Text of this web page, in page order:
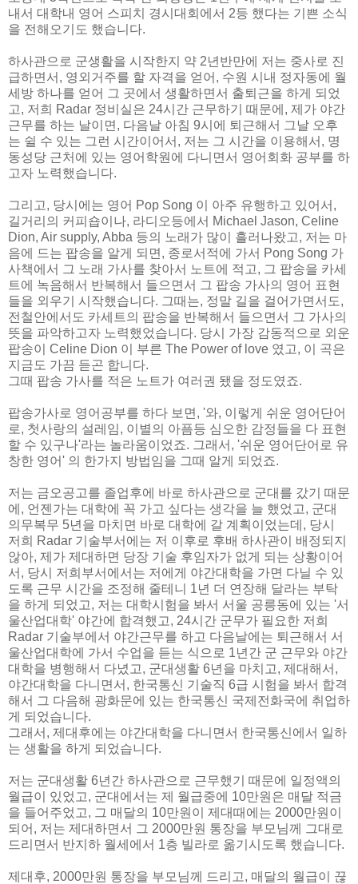
내서 대학내 영어 스피치 경시대회에서 2등 했다는 기쁜 소식
을 전해오기도 했습니다.
하사관으로 군생활을 시작한지 약 2년반만에 저는 중사로 진
급하면서, 영외거주를 할 자격을 얻어, 수원 시내 정자동에 월
세방 하나를 얻어 그 곳에서 생활하면서 출퇴근을 하게 되었
고, 저희 Radar 정비실은 24시간 근무하기 때문에, 제가 야간
근무를 하는 날이면, 다음날 아침 9시에 퇴근해서 그날 오후
는 쉴 수 있는 그런 시간이어서, 저는 그 시간을 이용해서, 명
동성당 근처에 있는 영어학원에 다니면서 영어회화 공부를 하
고자 노력했습니다.
그리고, 당시에는 영어 Pop Song 이 아주 유행하고 있어서,
길거리의 커피숍이나, 라디오등에서 Michael Jason, Celine
Dion, Air supply, Abba 등의 노래가 많이 흘러나왔고, 저는 마
음에 드는 팝송을 알게 되면, 종로서적에 가서 Pong Song 가
사책에서 그 노래 가사를 찾아서 노트에 적고, 그 팝송을 카세
트에 녹음해서 반복해서 들으면서 그 팝송 가사의 영어 표현
들을 외우기 시작했습니다. 그때는, 정말 길을 걸어가면서도,
전철안에서도 카세트의 팝송을 반복해서 들으면서 그 가사의
뜻을 파악하고자 노력했었습니다. 당시 가장 감동적으로 외운
팝송이 Celine Dion 이 부른 The Power of love 였고, 이 곡은
지금도 가끔 듣곤 합니다.
그때 팝송 가사를 적은 노트가 여러권 됐을 정도였죠.
팝송가사로 영어공부를 하다 보면, '와, 이렇게 쉬운 영어단어
로, 첫사랑의 설레임, 이별의 아픔등 심오한 감정들을 다 표현
할 수 있구나'라는 놀라움이었죠. 그래서, '쉬운 영어단어로 유
창한 영어' 의 한가지 방법임을 그때 알게 되었죠.
저는 금오공고를 졸업후에 바로 하사관으로 군대를 갔기 때문
에, 언젠가는 대학에 꼭 가고 싶다는 생각을 늘 했었고, 군대
의무복무 5년을 마치면 바로 대학에 갈 계획이었는데, 당시
저희 Radar 기술부서에는 저 이후로 후배 하사관이 배정되지
않아, 제가 제대하면 당장 기술 후임자가 없게 되는 상황이어
서, 당시 저희부서에서는 저에게 야간대학을 가면 다닐 수 있
도록 근무 시간을 조정해 줄테니 1년 더 연장해 달라는 부탁
을 하게 되었고, 저는 대학시험을 봐서 서울 공릉동에 있는 '서
울산업대학' 야간에 합격했고, 24시간 군무가 필요한 저희
Radar 기술부에서 야간근무를 하고 다음날에는 퇴근해서 서
울산업대학에 가서 수업을 듣는 식으로 1년간 군 근무와 야간
대학을 병행해서 다녔고, 군대생활 6년을 마치고, 제대해서,
야간대학을 다니면서, 한국통신 기술직 6급 시험을 봐서 합격
해서 그 다음해 광화문에 있는 한국통신 국제전화국에 취업하
게 되었습니다.
그래서, 제대후에는 야간대학을 다니면서 한국통신에서 일하
는 생활을 하게 되었습니다.
저는 군대생활 6년간 하사관으로 근무했기 때문에 일정액의
월급이 있었고, 군대에서는 제 월급중에 10만원은 매달 적금
을 들어주었고, 그 매달의 10만원이 제대때에는 2000만원이
되어, 저는 제대하면서 그 2000만원 통장을 부모님께 그대로
드리면서 반지하 월세에서 1층 빌라로 옮기시도록 했습니다.
제대후, 2000만원 통장을 부모님께 드리고, 매달의 월급이 끊